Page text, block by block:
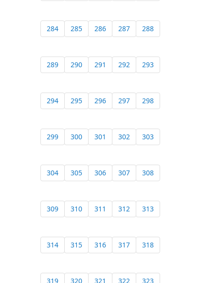
284 285 286 287 288
289 290 291 292 293
294 295 296 297 298
299 300 301 302 303
304 305 306 307 308
309 310 311 312 313
314 315 316 317 318
319 320 321 322 323